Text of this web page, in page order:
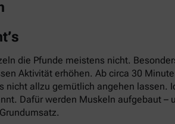
die Pfunde meistens nicht.
Aktivität erhöhen. Ab circa 30
nicht allzu gemütlich angehen
Dafür werden Muskeln aufgebaut